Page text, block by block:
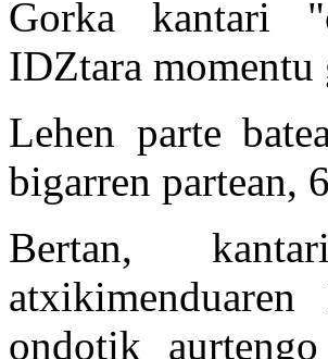
Gorka kantari
IDZtara momentu
Lehen parte
bigarren partean,
Bertan,
ondotik